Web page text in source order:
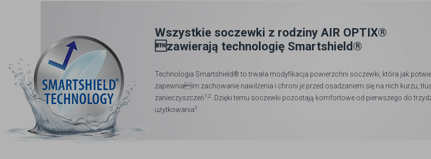
Wszystkie soczewki z rodziny AIR OPTIX®
zawierają technologię Smartshield®
Technologia Smartshield® to trwała modyfikacja powierzchni soczewki, która jak
zapewniaim zachowanie nawilżenia i chroni je przed osadzaniem się na nich kurzu,
zanieczyszczeń1,2
. Dzięki temu soczewki pozostają komfortowe od pierwszego do
użytkowania3